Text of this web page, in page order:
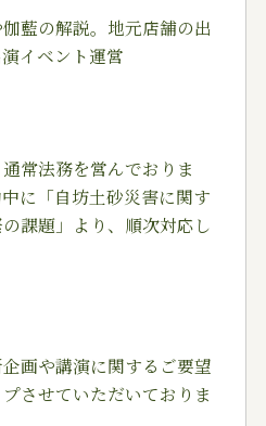
藍の解説。地元店舗の出
イベント運営
常法務を営んでおりま
に「自坊土砂災害に関す
課題」より、順次対応し
画や講演に関するご要望
させていただいておりま